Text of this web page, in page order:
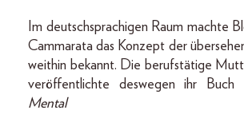
Im deutschsprachigen Raum machte
Cammarata das Konzept der
weithin bekannt. Die berufstätige
veröffentlichte deswegen ihr Buch
Mental